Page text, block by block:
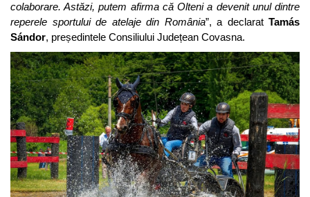
colaborare. Astăzi, putem afirma că Olteni a devenit unul dintre
reperele sportului de atelaje din România”, a declarat Tamás
Sándor, președintele Consiliului Județean Covasna.